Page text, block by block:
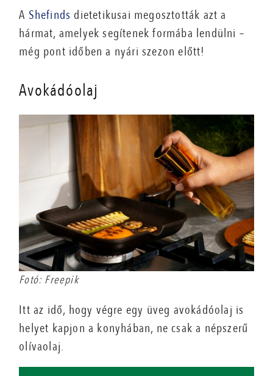
A Shefinds dietetikusai megosztották azt a
hármat, amelyek segítenek formába lendülni –
még pont időben a nyári szezon előtt!
Avokádóolaj
Fotó: Freepik
Itt az idő, hogy végre egy üveg avokádóolaj is
helyet kapjon a konyhában, ne csak a népszerű
olívaolaj.